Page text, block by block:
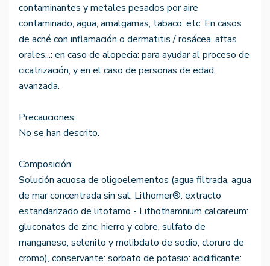
contaminantes y metales pesados por aire
contaminado, agua, amalgamas, tabaco, etc. En casos
de acné con inflamación o dermatitis / rosácea, aftas
orales...: en caso de alopecia: para ayudar al proceso de
cicatrización, y en el caso de personas de edad
avanzada.
Precauciones:
No se han descrito.
Composición:
Solución acuosa de oligoelementos (agua filtrada, agua
de mar concentrada sin sal, Lithomer®: extracto
estandarizado de litotamo - Lithothamnium calcareum:
gluconatos de zinc, hierro y cobre, sulfato de
manganeso, selenito y molibdato de sodio, cloruro de
cromo), conservante: sorbato de potasio: acidificante: